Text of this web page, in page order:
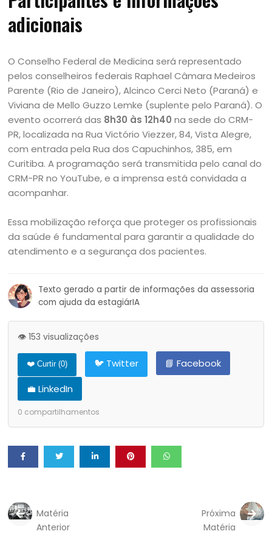
adicionais
O Conselho Federal de Medicina será representado
pelos conselheiros federais Raphael Câmara Medeiros
Parente (Rio de Janeiro), Alcinco Cerci Neto (Paraná) e
Viviana de Mello Guzzo Lemke (suplente pelo Paraná). O
evento ocorrerá das 8h30 às 12h40 na sede do CRM-
PR, localizada na Rua Victório Viezzer, 84, Vista Alegre,
com entrada pela Rua dos Capuchinhos, 385, em
Curitiba. A programação será transmitida pelo canal do
CRM-PR no YouTube, e a imprensa está convidada a
acompanhar.
Essa mobilização reforça que proteger os profissionais
da saúde é fundamental para garantir a qualidade do
atendimento e a segurança dos pacientes.
Texto gerado a partir de informações da assessoria
com ajuda da estagiárIA
👁️ 153 visualizações
❤️ Curtir (0) 🐦 Twitter
📘 Facebook
💼 LinkedIn
0 compartilhamentos
Matéria
Anterior
Próxima
Matéria